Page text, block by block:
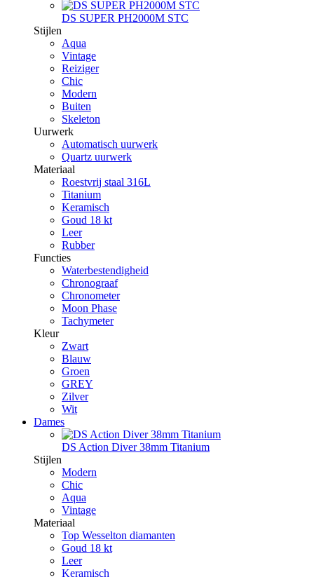
DS SUPER PH2000M STC
Stijlen
Aqua
Vintage
Reiziger
Chic
Modern
Buiten
Skeleton
Uurwerk
Automatisch uurwerk
Quartz uurwerk
Materiaal
Roestvrij staal 316L
Titanium
Keramisch
Goud 18 kt
Leer
Rubber
Functies
Waterbestendigheid
Chronograaf
Chronometer
Moon Phase
Tachymeter
Kleur
Zwart
Blauw
Groen
GREY
Zilver
Wit
Dames
DS Action Diver 38mm Titanium
Stijlen
Modern
Chic
Aqua
Vintage
Materiaal
Top Wesselton diamanten
Goud 18 kt
Leer
Keramisch